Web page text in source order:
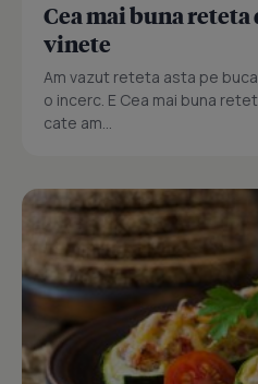
Cea mai buna reteta
vinete
Am vazut reteta asta pe
o incerc. E Cea mai buna
cate am...